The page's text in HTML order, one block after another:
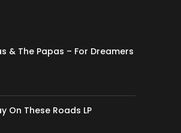
& The Papas – For Dreamers
On These Roads LP